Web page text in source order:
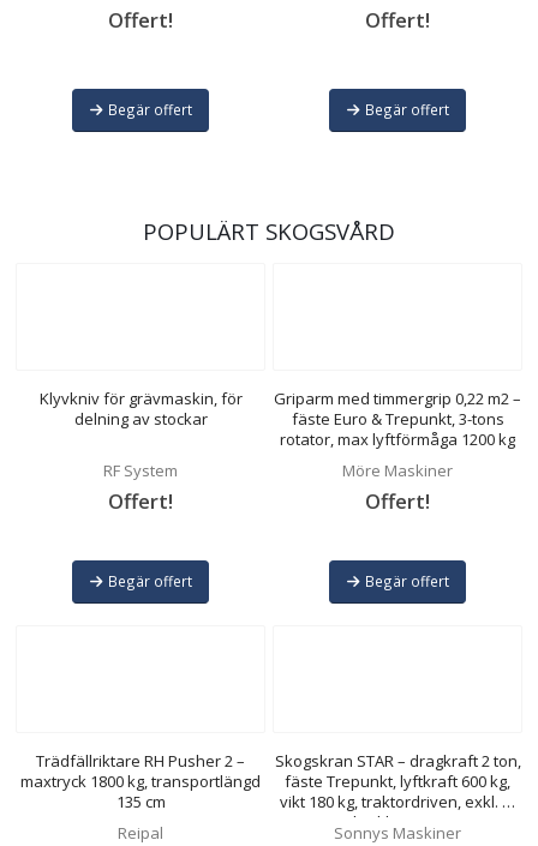
Offert!
Begär offert
Offert!
Begär offert
POPULÄRT SKOGSVÅRD
Klyvkniv för grävmaskin, för
delning av stockar
RF System
Offert!
Begär offert
Griparm med timmergrip 0,22 m2 –
fäste Euro & Trepunkt, 3-tons
rotator, max lyftförmåga 1200 kg
Möre Maskiner
Offert!
Begär offert
Trädfällriktare RH Pusher 2 –
maxtryck 1800 kg, transportlängd
135 cm
Reipal
Skogskran STAR – dragkraft 2 ton,
fäste Trepunkt, lyftkraft 600 kg,
vikt 180 kg, traktordriven, exkl. K-
axel, inkl. 40 m vajer
Sonnys Maskiner